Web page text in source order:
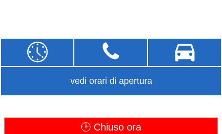
vedi orari di apertura
🕒 Chiuso ora